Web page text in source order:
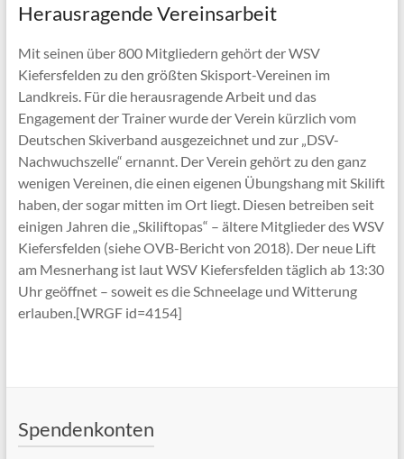
Herausragende Vereinsarbeit
Mit seinen über 800 Mitgliedern gehört der WSV
Kiefersfelden zu den größten Skisport-Vereinen im
Landkreis. Für die herausragende Arbeit und das
Engagement der Trainer wurde der Verein kürzlich vom
Deutschen Skiverband ausgezeichnet und zur „DSV-
Nachwuchszelle“ ernannt. Der Verein gehört zu den ganz
wenigen Vereinen, die einen eigenen Übungshang mit Skilift
haben, der sogar mitten im Ort liegt. Diesen betreiben seit
einigen Jahren die „Skiliftopas“ – ältere Mitglieder des WSV
Kiefersfelden (siehe OVB-Bericht von 2018). Der neue Lift
am Mesnerhang ist laut WSV Kiefersfelden täglich ab 13:30
Uhr geöffnet – soweit es die Schneelage und Witterung
erlauben.[WRGF id=4154]
Spendenkonten